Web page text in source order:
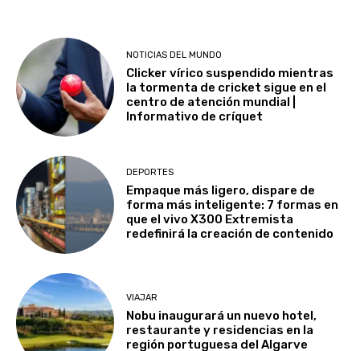
NOTICIAS DEL MUNDO
Clicker vírico suspendido mientras
la tormenta de cricket sigue en el
centro de atención mundial |
Informativo de críquet
DEPORTES
Empaque más ligero, dispare de
forma más inteligente: 7 formas en
que el vivo X300 Extremista
redefinirá la creación de contenido
VIAJAR
Nobu inaugurará un nuevo hotel,
restaurante y residencias en la
región portuguesa del Algarve